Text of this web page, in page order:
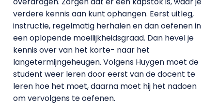
verdere kennis aan kunt ophangen. Eerst uitleg,
instructie, regelmatig herhalen en dan oefenen in
een oplopende moeilijkheidsgraad. Dan hevel je
kennis over van het korte- naar het
langetermijngeheugen. Volgens Huygen moet de
student weer leren door eerst van de docent te
leren hoe het moet, daarna moet hij het nadoen
om vervolgens te oefenen.